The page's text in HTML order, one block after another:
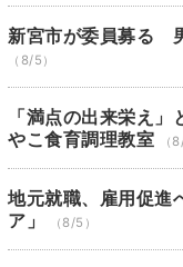
新宮市が委員募る
（8/5）
「満点の出来栄え
やこ食育調理教室
（
地元就職、雇用促
ア」
（8/5）